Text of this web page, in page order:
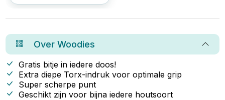
OverWoodies
Gratis bitje in iedere doos!
Extra diepe Torx-indruk voor optimale grip
Super scherpe punt
Geschikt zijn voor bijna iedere houtsoort